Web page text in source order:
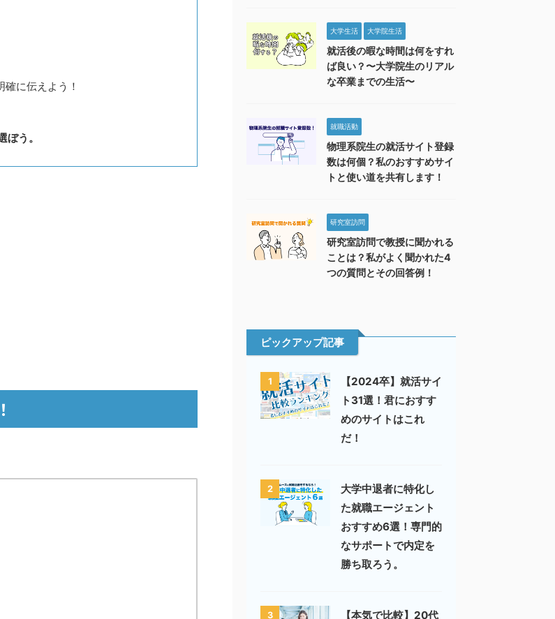
に伝えよう！
う。
大学生活 大学院生活
就活後の暇な時間は何をすれ
ば良い？〜大学院生のリアル
な卒業までの生活〜
就職活動
物理系院生の就活サイト登録
数は何個？私のおすすめサイ
トと使い道を共有します！
研究室訪問
研究室訪問で教授に聞かれる
ことは？私がよく聞かれた4
つの質問とその回答例！
ピックアップ記事
1
【2024卒】就活サイ
ト31選！君におすす
めのサイトはこれ
だ！
2
大学中退者に特化し
た就職エージェント
おすすめ6選！専門的
なサポートで内定を
勝ち取ろう。
3 【本気で比較】20代